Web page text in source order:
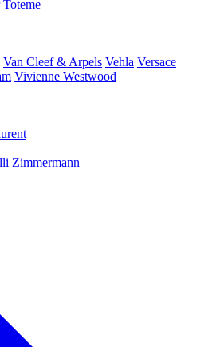
Toteme
Van Cleef & Arpels Vehla Versace
Vivienne Westwood
Zimmermann